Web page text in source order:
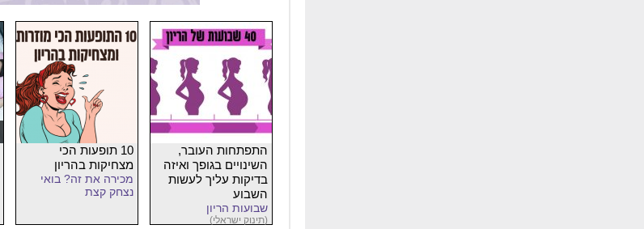
התפתחות העובר,
השינויים בגופך ואיזה
בדיקות עליך לעשות
השבוע
שבועות הריון
(תינוק ישראלי)
10 תופעות הכי
מצחיקות בהריון
מכירה את זה? בואי
נצחק קצת